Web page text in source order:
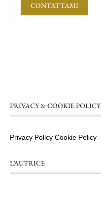
CONTATTAMI
PRIVACY & COOKIE POLICY
Privacy Policy Cookie Policy
L’AUTRICE